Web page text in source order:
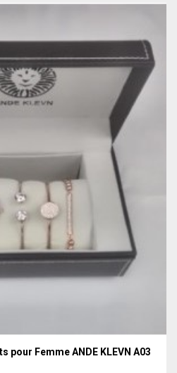
pour Femme ANDE KLEVN A03